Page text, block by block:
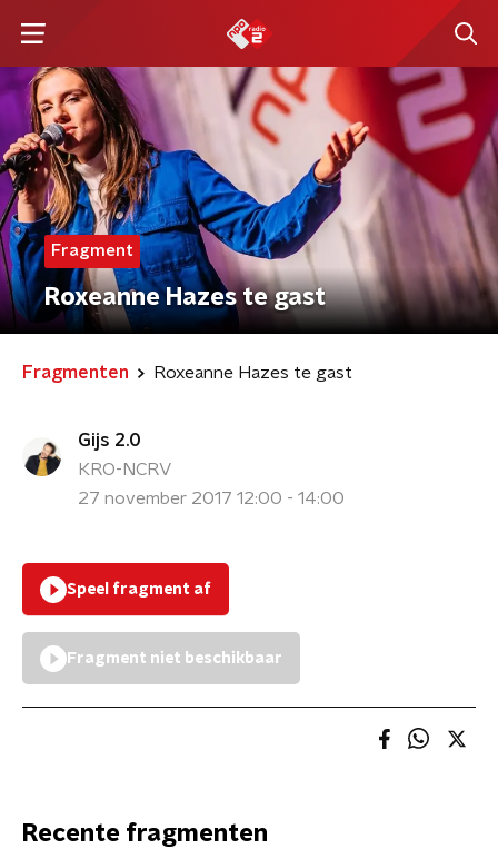
Fragment
Roxeanne Hazes te gast
Fragmenten Roxeanne Hazes te gast
Gijs 2.0
KRO-NCRV
27 november 2017 12:00 - 14:00
Speel fragment af
Fragment niet beschikbaar
Recente fragmenten